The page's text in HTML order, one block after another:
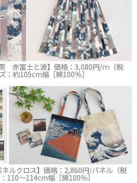
赤富士と波】価格：3,080円/ｍ（税
約105cm幅［綿100％］
ルクロス】価格：2,860円/パネル（税
110～114cm幅［綿100％］